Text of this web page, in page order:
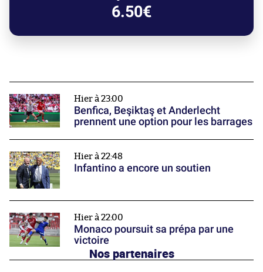
6.50€
Hier à 23:00
Benfica, Beşiktaş et Anderlecht
prennent une option pour les barrages
Hier à 22:48
Infantino a encore un soutien
Hier à 22:00
Monaco poursuit sa prépa par une
victoire
Nos partenaires